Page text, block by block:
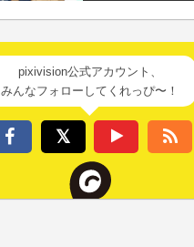
pixivision公式アカウント、
みんなフォローしてくれっぴ〜！